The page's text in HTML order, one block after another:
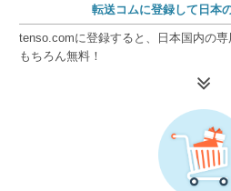
転送コムに登録して日本
tenso.comに登録すると、日本国内の
もちろん無料！